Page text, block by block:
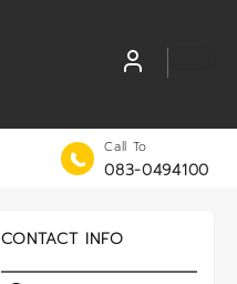
Call To
083-0494100
CONTACT INFO